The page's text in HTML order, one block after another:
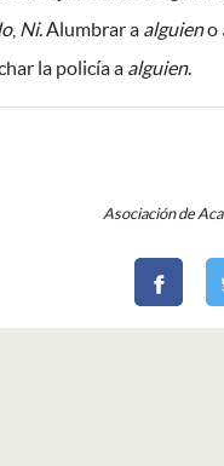
, Ni.Alumbrar a alguieno
la policía a alguien.
Asociación de